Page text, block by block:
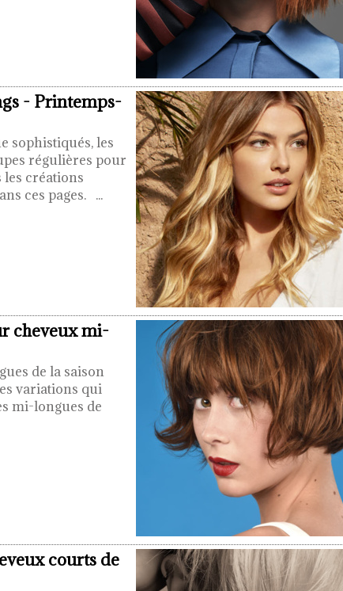
- Printemps-
sophistiqués, les
régulières pour
créations
ces pages. ...
cheveux mi-
de la saison
variations qui
mi-longues de
courts de